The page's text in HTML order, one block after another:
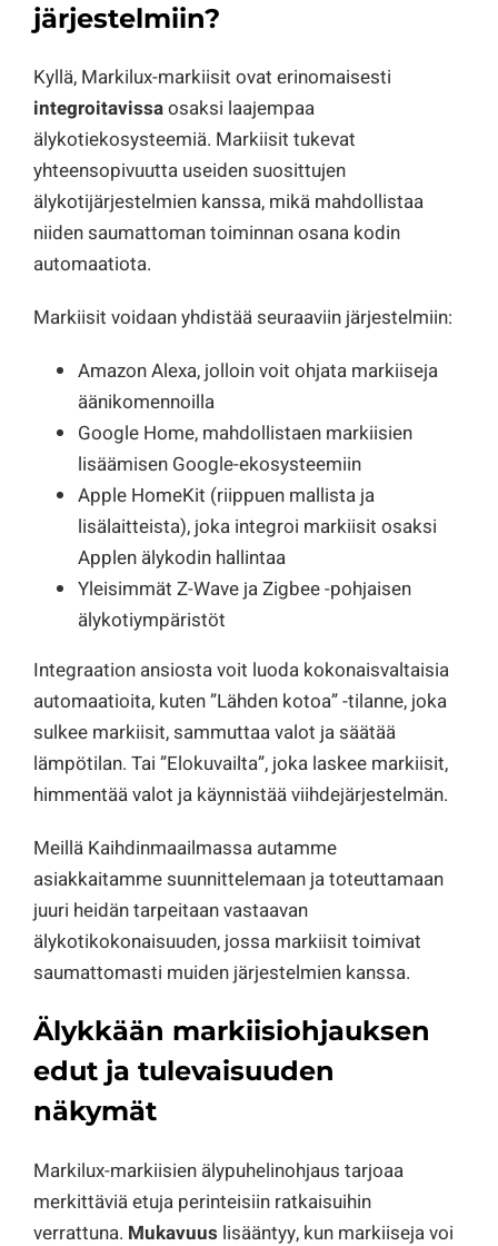
järjestelmiin?
Kyllä, Markilux-markiisit ovat erinomaisesti
integroitavissaosaksi laajempaa
älykotiekosysteemiä. Markiisit tukevat
yhteensopivuutta useiden suosittujen
älykotijärjestelmien kanssa, mikä mahdollistaa
niiden saumattoman toiminnan osana kodin
automaatiota.
Markiisit voidaan yhdistää seuraaviin järjestelmiin:
Amazon Alexa, jolloin voit ohjata markiiseja
äänikomennoilla
Google Home, mahdollistaen markiisien
lisäämisen Google-ekosysteemiin
Apple HomeKit (riippuen mallista ja
lisälaitteista), joka integroi markiisit osaksi
Applen älykodin hallintaa
Yleisimmät Z-Wave ja Zigbee -pohjaisen
älykotiympäristöt
Integraation ansiosta voit luoda kokonaisvaltaisia
automaatioita, kuten ”Lähden kotoa” -tilanne, joka
sulkee markiisit, sammuttaa valot ja säätää
lämpötilan. Tai ”Elokuvailta”, joka laskee markiisit,
himmentää valot ja käynnistää viihdejärjestelmän.
Meillä Kaihdinmaailmassa autamme
asiakkaitamme suunnittelemaan ja toteuttamaan
juuri heidän tarpeitaan vastaavan
älykotikokonaisuuden, jossa markiisit toimivat
saumattomasti muiden järjestelmien kanssa.
Älykkään markiisiohjauksen
edut ja tulevaisuuden
näkymät
Markilux-markiisien älypuhelinohjaus tarjoaa
merkittäviä etuja perinteisiin ratkaisuihin
verrattuna. Mukavuus lisääntyy, kun markiiseja voi